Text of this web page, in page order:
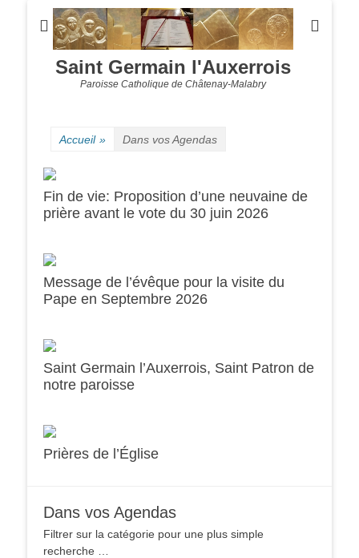
Saint Germain l'Auxerrois
Paroisse Catholique de Châtenay-Malabry
Accueil » Dans vos Agendas
Fin de vie: Proposition d’une neuvaine de
prière avant le vote du 30 juin 2026
Message de l’évêque pour la visite du
Pape en Septembre 2026
Saint Germain l’Auxerrois, Saint Patron de
notre paroisse
Prières de l’Église
Dans vos Agendas
Filtrer sur la catégorie pour une plus simple
recherche …
0h00
1h00
2h00
3h00
5h00